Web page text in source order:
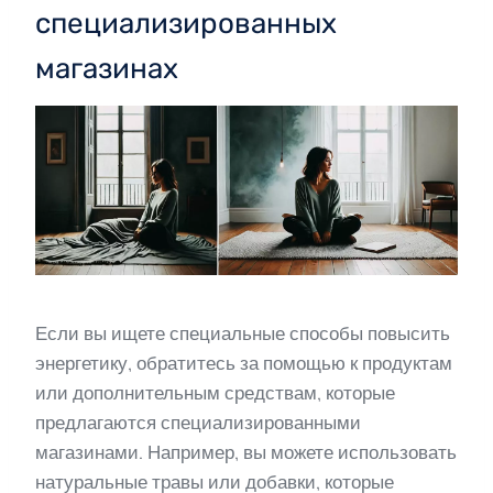
специализированных
магазинах
Если вы ищете специальные способы повысить
энергетику, обратитесь за помощью к продуктам
или дополнительным средствам, которые
предлагаются специализированными
магазинами. Например, вы можете использовать
натуральные травы или добавки, которые